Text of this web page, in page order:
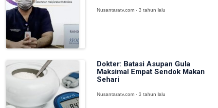
Nusantaratv.com - 3 tahun lalu
Dokter: Batasi Asupan Gula
Maksimal Empat Sendok Makan
Sehari
Nusantaratv.com - 3 tahun lalu